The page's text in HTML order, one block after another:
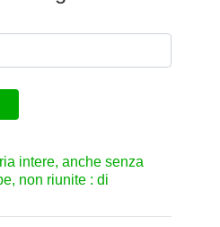
intere, anche senza
non riunite : di